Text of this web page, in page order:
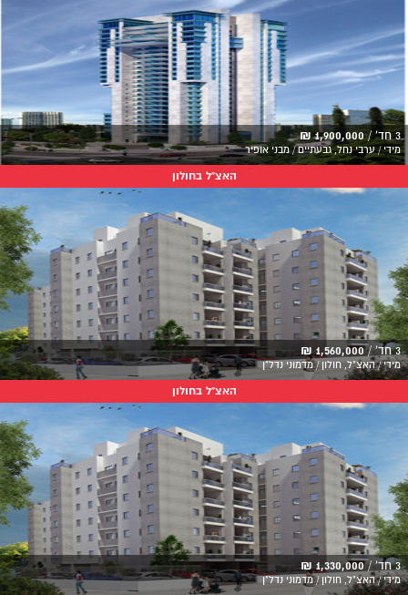
3 חד' / 1,900,000 ₪
מידי / ערבי נחל, גבעתיים / מבני אופיר
האצ"ל בחולון
3 חד' / 1,560,000 ₪
מידי / האצ"ל, חולון / מדמוני נדל"ן
האצ"ל בחולון
3 חד' / 1,330,000 ₪
מידי / האצ"ל, חולון / מדמוני נדל"ן